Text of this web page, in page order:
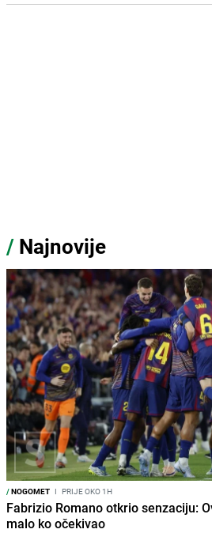
/ Najnovije
/NOGOMET I PRIJE OKO 1H
Fabrizio Romano otkrio senzaciju:
malo ko očekivao